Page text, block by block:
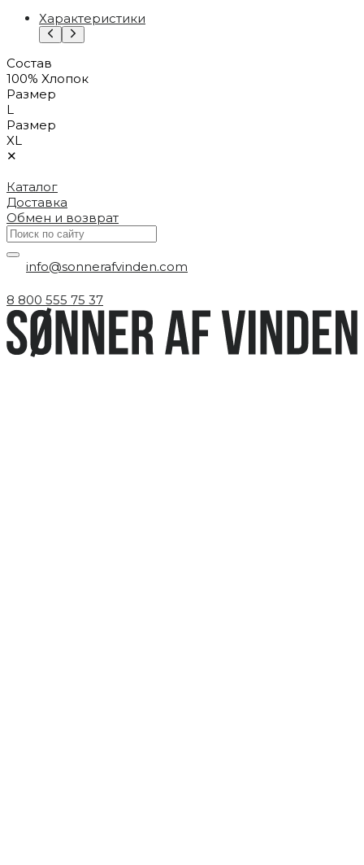
Характеристики
Состав
100% Xлопок
Размер
L
Размер
XL
✕
Каталог
Доставка
Обмен и возврат
info@sonnerafvinden.com
8 800 555 75 37